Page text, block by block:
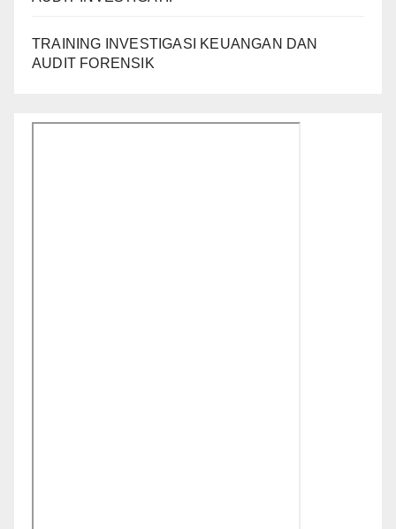
TRAINING INVESTIGASI KEUANGAN DAN
AUDIT FORENSIK